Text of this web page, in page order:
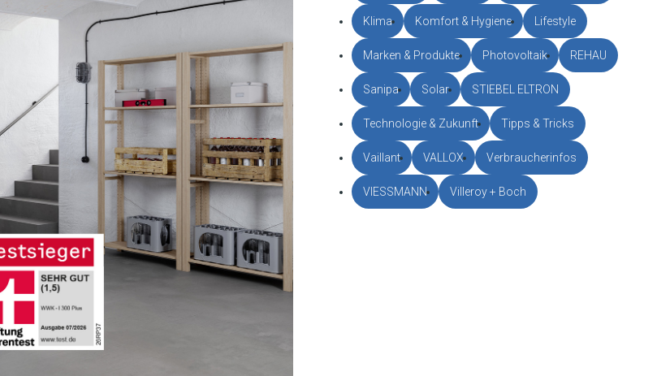
Klima Komfort & Hygiene Lifestyle
Marken & Produkte Photovoltaik REHAU
Sanipa Solar STIEBEL ELTRON
Technologie & Zukunft Tipps & Tricks
Vaillant VALLOX Verbraucherinfos
VIESSMANN Villeroy + Boch